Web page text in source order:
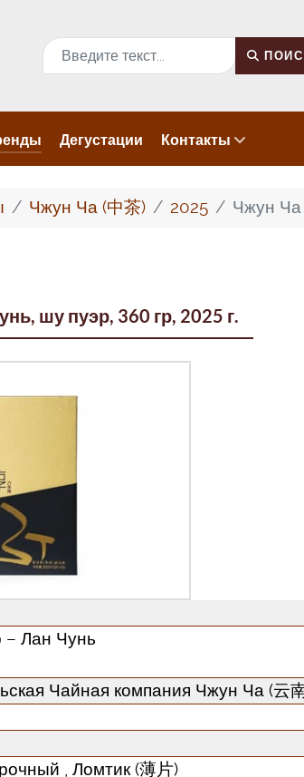
Поиск
Дегустации Контакты
Чжун Ча (中茶) 2025 Чжун Ча
шу пуэр, 360 гр, 2025 г.
– Лан Чунь
Чайная компания Чжун Ча (云
, Ломтик (薄片)